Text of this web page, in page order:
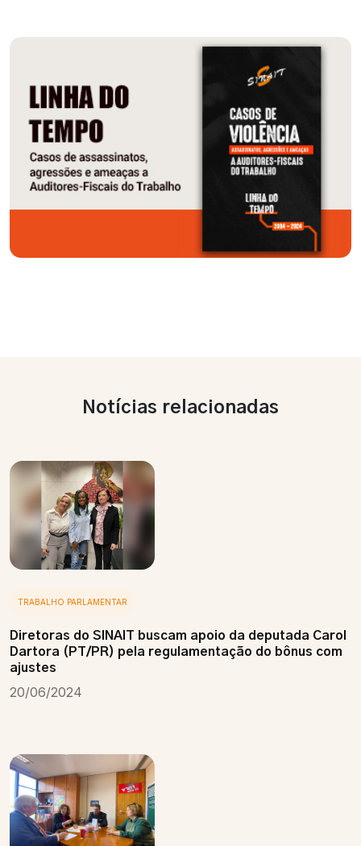
Notícias relacionadas
TRABALHO PARLAMENTAR
Diretoras do SINAIT buscam apoio da deputada Carol
Dartora (PT/PR) pela regulamentação do bônus com
ajustes
20/06/2024